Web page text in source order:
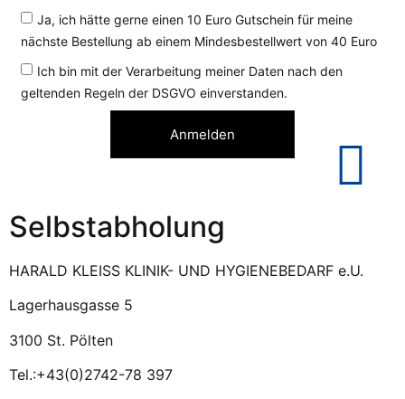
Ja, ich hätte gerne einen 10 Euro Gutschein für meine
nächste Bestellung ab einem Mindesbestellwert von 40 Euro
Ich bin mit der Verarbeitung meiner Daten nach den
geltenden Regeln der DSGVO einverstanden.
Anmelden
Selbstabholung
HARALD KLEISS KLINIK- UND HYGIENEBEDARF e.U.
Lagerhausgasse 5
3100 St. Pölten
Tel.:+43(0)2742-78 397